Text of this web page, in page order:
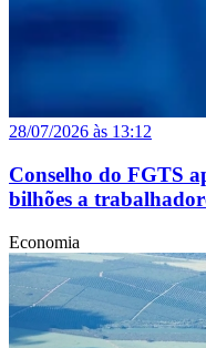
28/07/2026 às 13:12
Conselho do FGTS
bilhões a
Economia